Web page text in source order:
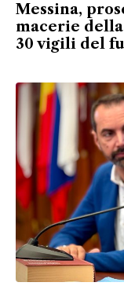
Messina,
macerie
30 vigili del